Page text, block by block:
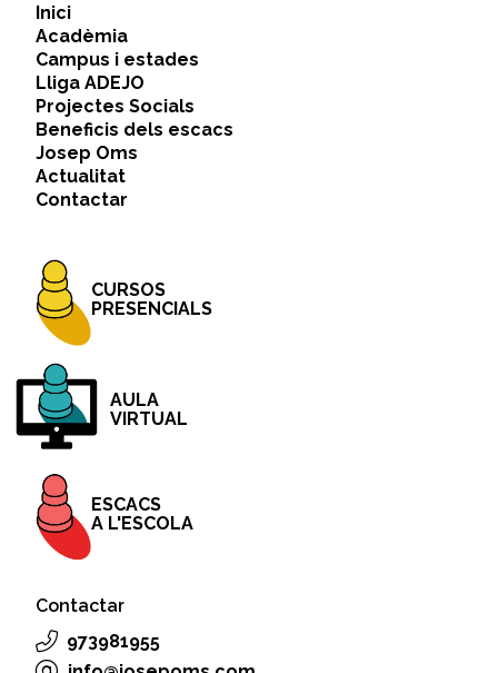
Inici
Acadèmia
Campus i estades
Lliga ADEJO
Projectes Socials
Beneficis dels escacs
Josep Oms
Actualitat
Contactar
CURSOS
PRESENCIALS
AULA
VIRTUAL
ESCACS
A L'ESCOLA
Contactar
973981955